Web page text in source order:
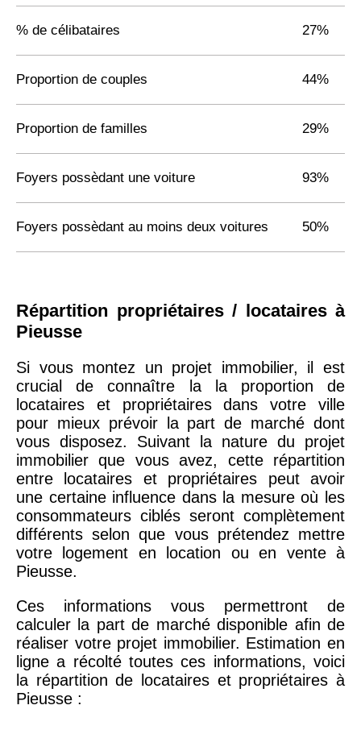
% de célibataires 27%
Proportion de couples 44%
Proportion de familles 29%
Foyers possèdant une voiture 93%
Foyers possèdant au moins deux voitures 50%
Répartition propriétaires / locataires à
Pieusse
Si vous montez un projet immobilier, il est
crucial de connaître la la proportion de
locataires et propriétaires dans votre ville
pour mieux prévoir la part de marché dont
vous disposez. Suivant la nature du projet
immobilier que vous avez, cette répartition
entre locataires et propriétaires peut avoir
une certaine influence dans la mesure où les
consommateurs ciblés seront complètement
différents selon que vous prétendez mettre
votre logement en location ou en vente à
Pieusse.
Ces informations vous permettront de
calculer la part de marché disponible afin de
réaliser votre projet immobilier. Estimation en
ligne a récolté toutes ces informations, voici
la répartition de locataires et propriétaires à
Pieusse :